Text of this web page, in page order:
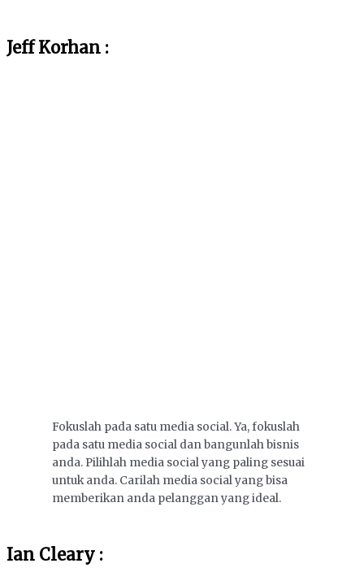
Jeff Korhan :
Fokuslah pada satu media social. Ya, fokuslah
pada satu media social dan bangunlah bisnis
anda. Pilihlah media social yang paling sesuai
untuk anda. Carilah media social yang bisa
memberikan anda pelanggan yang ideal.
Ian Cleary :